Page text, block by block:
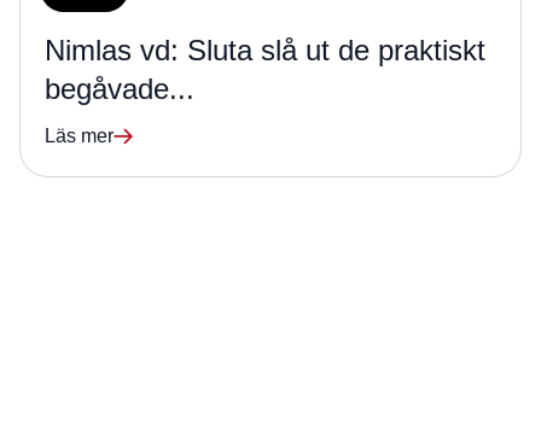
Nimlas vd: Sluta slå ut de praktiskt
begåvade...
Läs mer